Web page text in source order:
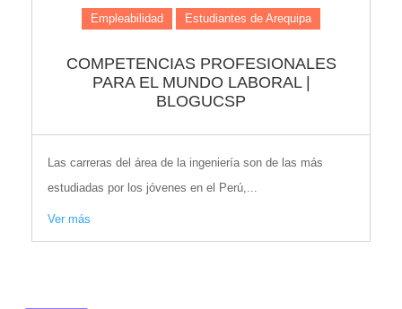
Empleabilidad Estudiantes de Arequipa
COMPETENCIAS PROFESIONALES
PARA EL MUNDO LABORAL |
BLOGUCSP
Las carreras del área de la ingeniería son de las más
estudiadas por los jóvenes en el Perú,...
Ver más